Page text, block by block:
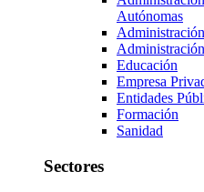
Autónomas
Educación
Empresa
Entidades
Formación
Sanidad
Sectores